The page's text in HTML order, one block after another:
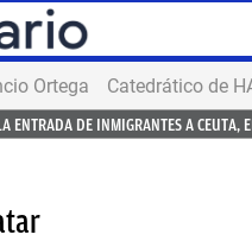
Ortega
ENTRADA DE INMIGRANTES A CEUTA,